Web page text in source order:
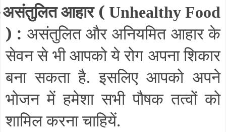
असंतुलित आहार ( Unhealthy Food
) : असंतुलित और अनियमित आहार के
सेवन से भी आपको ये रोग अपना शिकार
बना सकता है. इसलिए आपको अपने
भोजन में हमेशा सभी पौषक तत्वों को
शामिल करना चाहियें.